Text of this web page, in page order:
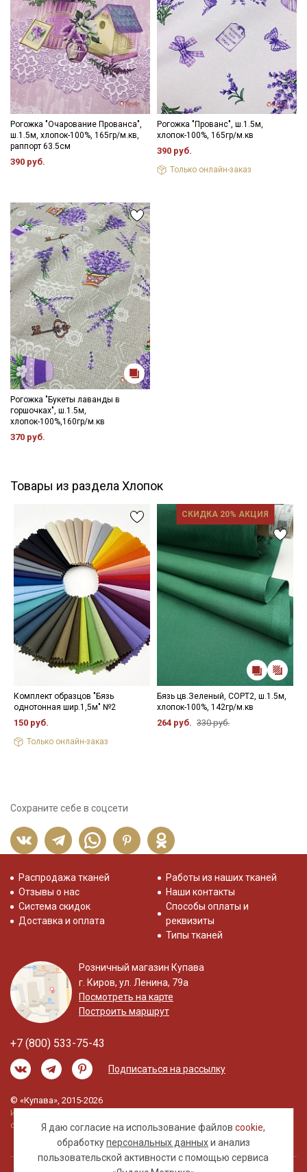
Рогожка "Очарование Прованса",
ш.1.5м, хлопок-100%, 165гр/м.кв,
раппорт 63.5см
390 руб.
Рогожка "Прованс", ш.1.5м,
хлопок-100%, 165гр/м.кв
390 руб.
Только онлайн-заказ
Рогожка "Букеты лаванды в
горшочках", ш.1.5м,
хлопок-100%,160гр/м.кв
370 руб.
Товары из раздела Хлопок
Комплект образцов "Бязь
однотонная шир.1,5м" №2
150 руб.
Только онлайн-заказ
СКИДКА 20% АКЦИЯ
Бязь цв.Зеленый, СОРТ2, ш.1.5м,
хлопок-100%, 142гр/м.кв
264 руб. 330 руб.
Сохраните себе в соцсети
Я даю согласие на использование файловcookie,
обработкуперсональных данныхи анализ
пользовательской активности с помощью сервиса
Распродажа тканей
Отзывы о нас
Система скидок
Доставка и оплата
Работы из наших тканей
Наши контакты
Способы оплаты и
реквизиты
Типы тканей
Розничный магазин Купава
г. Киров, ул. Ленина, 79а
Посмотреть на карте
Построить маршрут
+7 (800) 533-75-43
Подписаться на рассылку
© «Купава», 2015-2026
Информация на сайте не является публичной
офертой.